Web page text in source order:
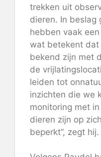
trekken uit
dieren. In beslag
hebben vaak
wat betekent dat
bekend zijn met
de
leiden tot
inzichten die we
monitoring met
dieren zijn op
beperkt”, zegt hij.